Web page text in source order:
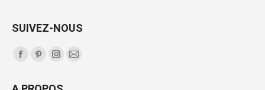
SUIVEZ-NOUS
Trouvez nous sur :
La
La
La
La